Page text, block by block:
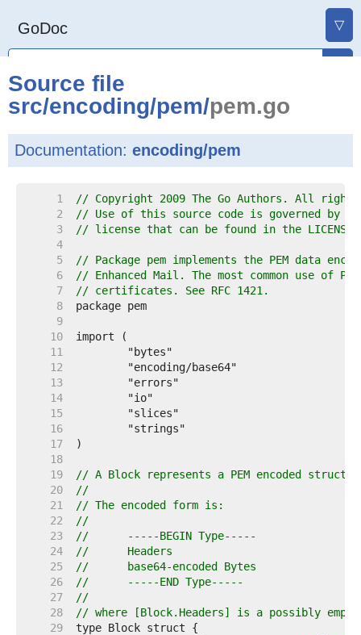
GoDoc ▽
Source file
src/encoding/pem/pem.go
Documentation: encoding/pem
     1
// Copyright 2009 The Go Authors. All
     2
// Use of this source code is governed by a
     3
// license that can be found in the
     4
     5
// Package pem implements the PEM data
     6
// Enhanced Mail. The most common use of
     7
// certificates. See RFC 1421.
     8
     9
    10
    11
    12
    13
    14
    15
    16
    17
    18
    19
// A Block represents a PEM encoded
    20
//
    21
// The encoded form is:
    22
//
    23
//	-----BEGIN Type-----
    24
//	Headers
    25
//	base64-encoded Bytes
    26
//	-----END Type-----
    27
//
    28
// where [Block.Headers] is a possibly
    29